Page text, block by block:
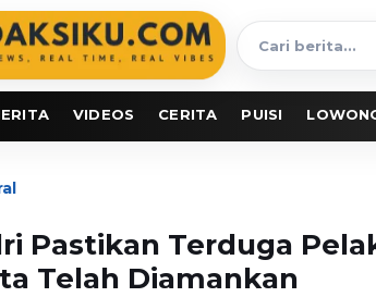
Cari
berita
VIDEOS CERITA PUISI
Pastikan Terduga
Telah Diamankan